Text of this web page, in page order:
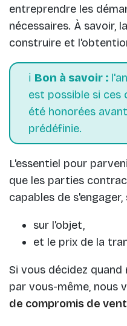
entreprendre les
nécessaires. À savoir,
construire et
ℹ️ Bon à savoir :
est possible si ces
été honorées
prédéfinie.
L'essentiel pour
que les parties
capables de
sur l'objet,
et le prix de la
Si vous décidez
par vous-même, nous
de compromis de